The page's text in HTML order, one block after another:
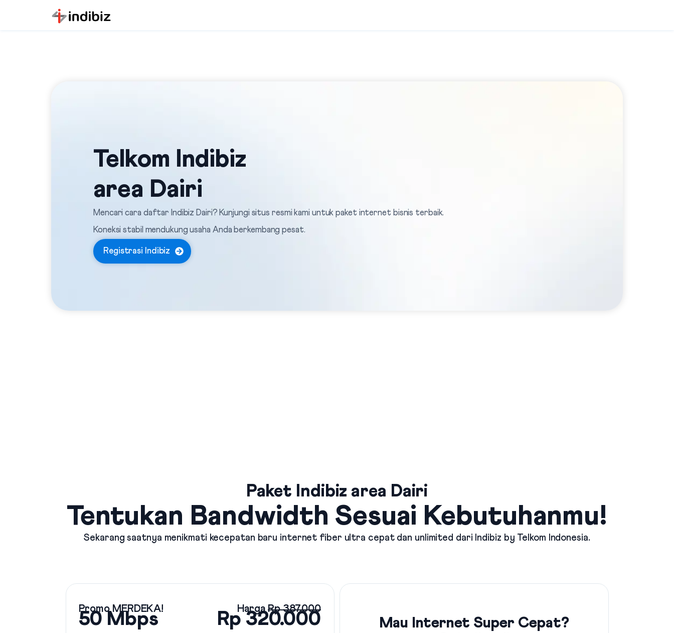
Telkom Indibiz
area Dairi
Mencari cara daftar Indibiz Dairi? Kunjungi situs resmi kami untuk paket internet bisnis terbaik.
Koneksi stabil mendukung usaha Anda berkembang pesat.
Registrasi Indibiz
Paket Indibiz area Dairi
Tentukan Bandwidth Sesuai Kebutuhanmu!
Sekarang saatnya menikmati kecepatan baru internet fiber ultra cepat dan unlimited dari Indibiz by Telkom Indonesia.
Promo MERDEKA!
50 Mbps
HargaRp 387.000
Rp 320.000
Mau Internet Super Cepat?